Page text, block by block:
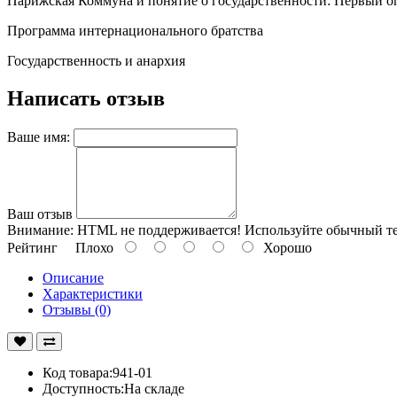
Программа интернационального братства
Государственность и анархия
Написать отзыв
Ваше имя:
Ваш отзыв
Внимание: HTML не поддерживается! Используйте обычный
Рейтинг Плохо Хорошо
Описание
Характеристики
Отзывы (0)
Код товара:941-01
Доступность:На складе